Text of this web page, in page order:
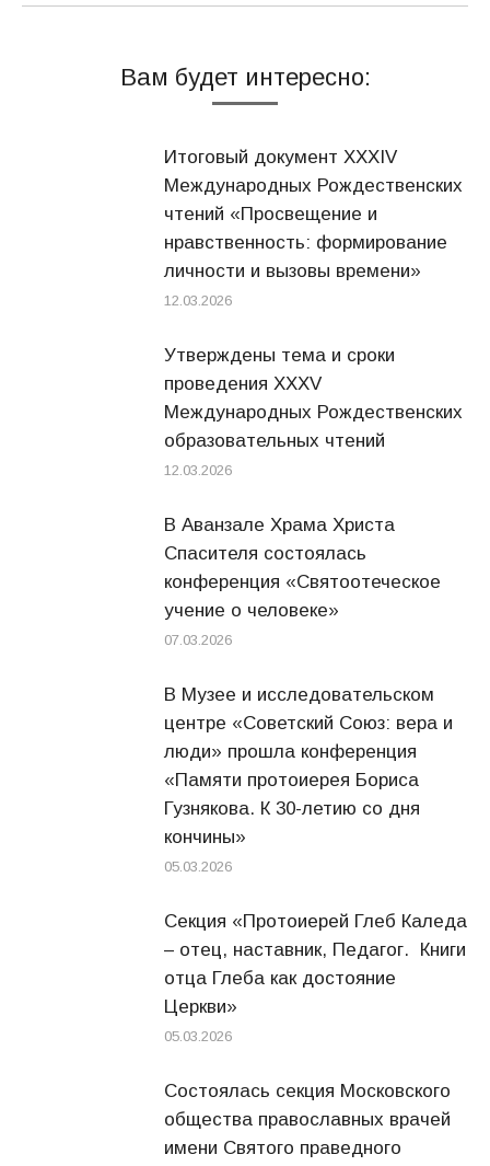
Вам будет интересно:
Итоговый документ XXХIV
Международных Рождественских
чтений «Просвещение и
нравственность: формирование
личности и вызовы времени»
12.03.2026
Утверждены тема и сроки
проведения XXXV
Международных Рождественских
образовательных чтений
12.03.2026
В Аванзале Храма Христа
Спасителя состоялась
конференция «Святоотеческое
учение о человеке»
07.03.2026
В Музее и исследовательском
центре «Советский Союз: вера и
люди» прошла конференция
«Памяти протоиерея Бориса
Гузнякова. К 30-летию со дня
кончины»
05.03.2026
Секция «Протоиерей Глеб Каледа
– отец, наставник, Педагог. Книги
отца Глеба как достояние
Церкви»
05.03.2026
Состоялась секция Московского
общества православных врачей
имени Святого праведного